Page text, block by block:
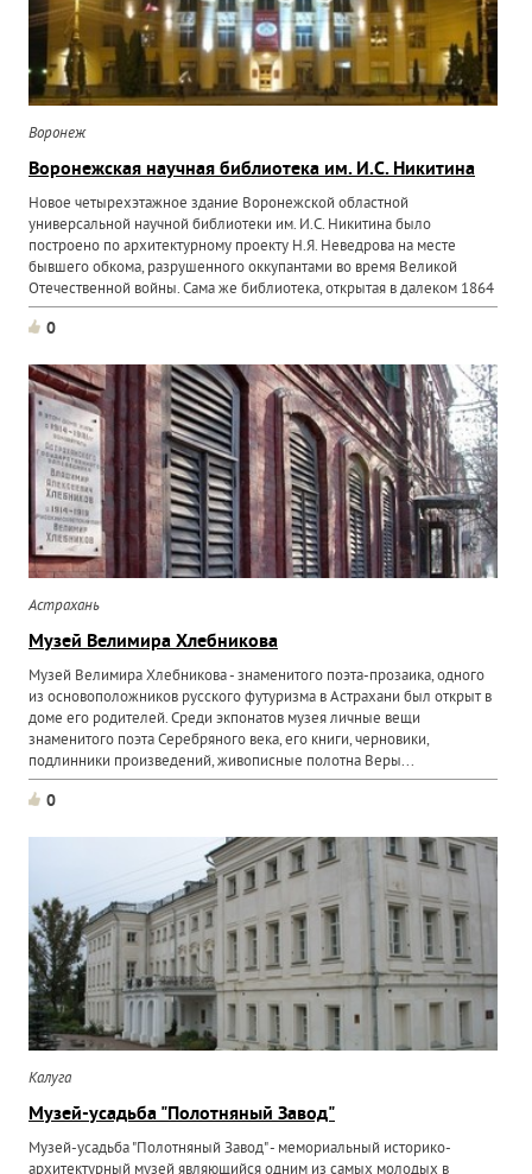
Воронеж
Воронежская научная библиотека им. И.С. Никитина
Новое четырехэтажное здание Воронежской областной
универсальной научной библиотеки им. И.С. Никитина было
построено по архитектурному проекту Н.Я. Неведрова на месте
бывшего обкома, разрушенного оккупантами во время Великой
Отечественной войны. Сама же библиотека, открытая в далеком 1864
году...
0
Астрахань
Музей Велимира Хлебникова
Музей Велимира Хлебникова - знаменитого поэта-прозаика, одного
из основоположников русского футуризма в Астрахани был открыт в
доме его родителей. Среди экпонатов музея личные вещи
знаменитого поэта Серебряного века, его книги, черновики,
подлинники произведений, живописные полотна Веры...
0
Калуга
Музей-усадьба "Полотняный Завод"
Музей-усадьба "Полотняный Завод" - мемориальный историко-